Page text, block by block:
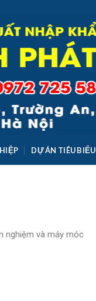
DỰ ÁN TIÊU BIỂU
nghiệm và máy móc